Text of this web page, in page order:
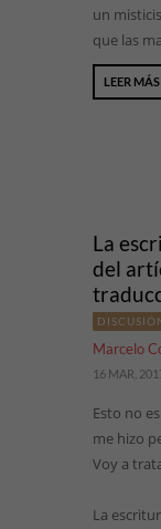
un
que las
LEER MÁS
La
del
Marcelo
16 MAR,
Esto no
me hizo
Voy a
La